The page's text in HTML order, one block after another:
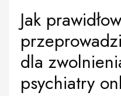
Jak
dla
psychiatry